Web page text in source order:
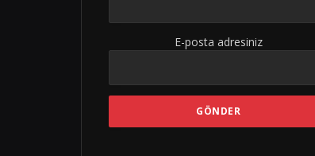
E-posta adresiniz